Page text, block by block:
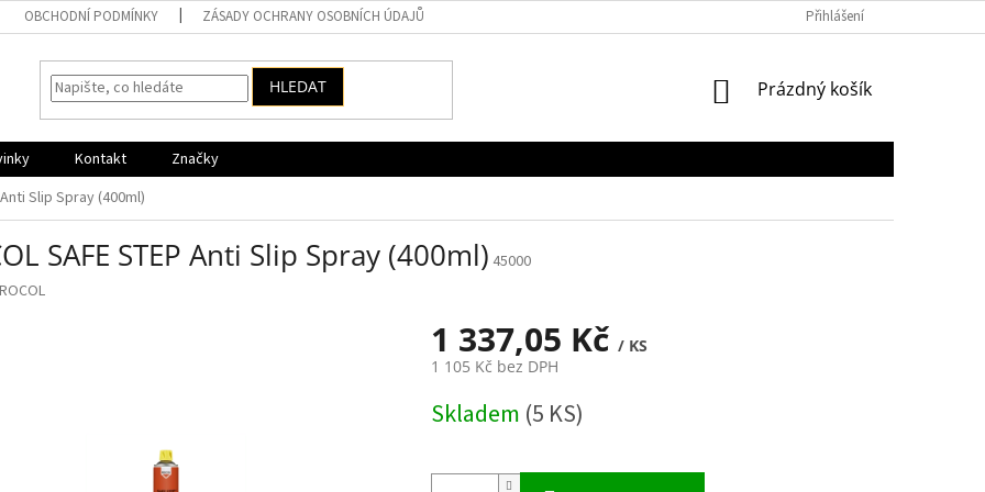
OBCHODNÍ PODMÍNKY ZÁSADY OCHRANY OSOBNÍCH ÚDAJŮ Přihlášení
HLEDAT
NÁKUPNÍ
Prázdný košík
Kontakt
Značky
Slip Spray (400ml)
SAFE STEP Anti Slip Spray (400ml) 45000
ROCOL
1 337,05 Kč / KS
1 105 Kč bez DPH
cena:
Skladem (5 KS)